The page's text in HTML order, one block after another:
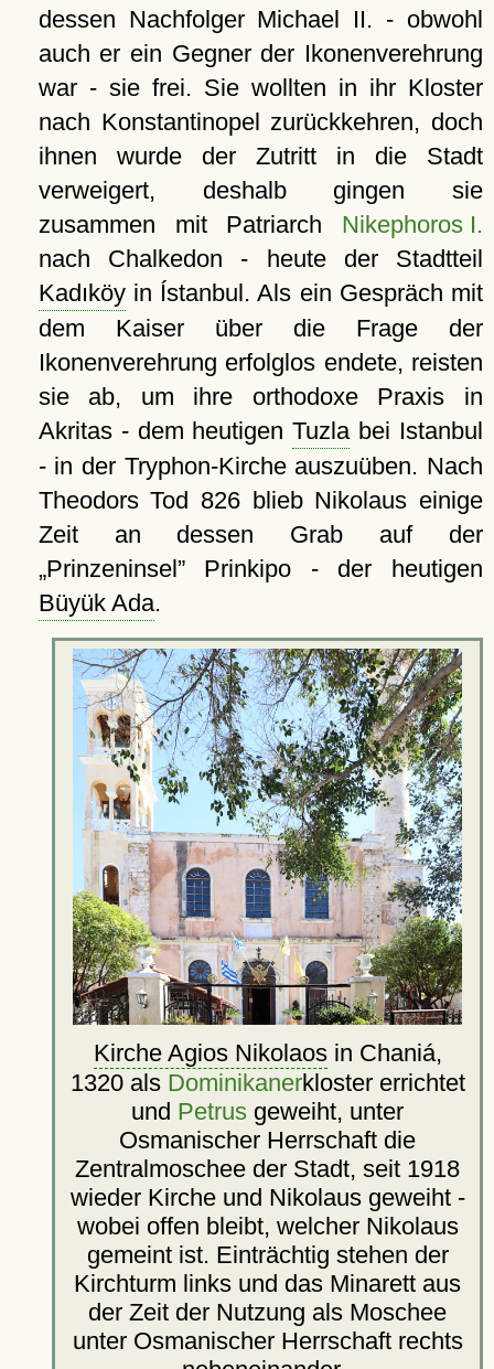
dessen Nachfolger Michael II. - obwohl
auch er ein Gegner der Ikonenverehrung
war - sie frei. Sie wollten in ihr Kloster
nach Konstantinopel zurückkehren, doch
ihnen wurde der Zutritt in die Stadt
verweigert, deshalb gingen sie
zusammen mit Patriarch Nikephoros I.
nach Chalkedon - heute der Stadtteil
Kadıköyin Ístanbul. Als ein Gespräch mit
dem Kaiser über die Frage der
Ikonenverehrung erfolglos endete, reisten
sie ab, um ihre orthodoxe Praxis in
Akritas - dem heutigenTuzla bei Istanbul
- in der Tryphon-Kirche auszuüben. Nach
Theodors Tod 826 blieb Nikolaus einige
Zeit an dessen Grab auf der
Prinzeninsel Prinkipo - der heutigen
Büyük Ada.
Kirche Agios Nikolaosin Chaniá,
1320 als Dominikanerkloster errichtet
und Petrus geweiht, unter
Osmanischer Herrschaft die
Zentralmoschee der Stadt, seit 1918
wieder Kirche und Nikolaus geweiht -
wobei offen bleibt, welcher Nikolaus
gemeint ist. Einträchtig stehen der
Kirchturm links und das Minarett aus
der Zeit der Nutzung als Moschee
unter Osmanischer Herrschaft rechts